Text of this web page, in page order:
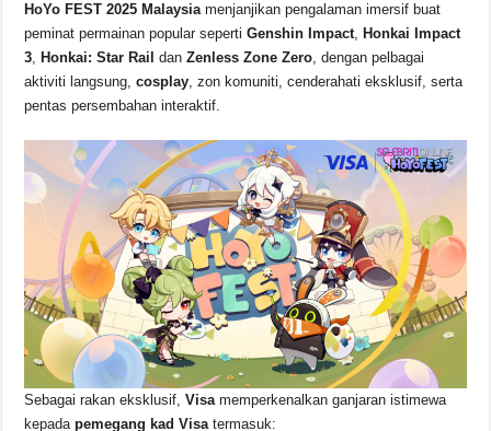
o
k
p
k
HoYo FEST 2025 Malaysiamenjanjikan pengalaman imersif buat
peminat permainan popular sepertiGenshin Impact, Honkai Impact
3, Honkai: Star Rail danZenless Zone Zero, dengan pelbagai
aktiviti langsung,cosplay, zon komuniti, cenderahati eksklusif, serta
pentas persembahan interaktif.
Sebagai rakan eksklusif,Visamemperkenalkan ganjaran istimewa
kepadapemegang kad Visatermasuk: